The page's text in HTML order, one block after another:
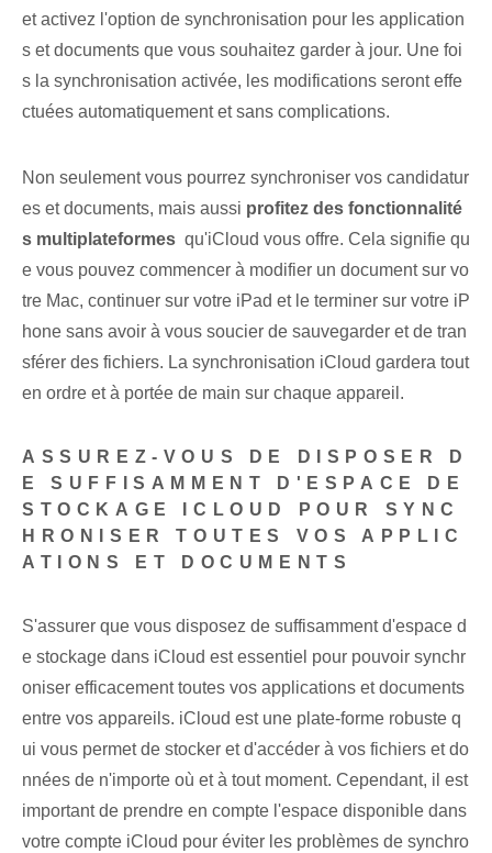
‌et activez l'option de synchronisation pour les ‌application
s et documents⁤ que vous souhaitez garder ⁤à jour. Une foi
s la synchronisation activée, les modifications seront effe
ctuées automatiquement et sans complications.
Non seulement vous pourrez synchroniser vos candidatur
es ⁣et documents⁢, mais aussi profitez des fonctionnalité
s multiplateformes⁢ ‍ qu'iCloud vous offre. Cela⁤ signifie qu
e vous pouvez commencer à modifier un ⁤document sur vo
tre Mac, continuer sur votre iPad et ⁢le terminer sur votre iP
hone sans avoir à vous soucier⁣ de sauvegarder et de ⁤tran
sférer des fichiers. La synchronisation iCloud gardera tout
en ordre et à portée de main sur chaque appareil.
ASSUREZ-VOUS DE DISPOSER D
E SUFFISAMMENT D'ESPACE DE
STOCKAGE ICLOUD POUR SYNC
HRONISER TOUTES VOS APPLIC
ATIONS ET DOCUMENTS
S'assurer que vous disposez de suffisamment d'espace d
e stockage dans iCloud est essentiel pour pouvoir synchr
oniser efficacement toutes vos applications et documents
entre vos appareils. iCloud est⁤ une plate-forme robuste q
ui vous permet de stocker et⁢ d'accéder à vos fichiers et do
nnées‌ de n'importe où et à tout moment. Cependant, il est
important de prendre en compte l'espace disponible dans
votre compte iCloud pour éviter les problèmes de synchro